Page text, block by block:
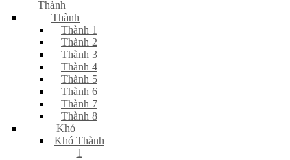
Thành
Thành
Thành 1
Thành 2
Thành 3
Thành 4
Thành 5
Thành 6
Thành 7
Thành 8
Khó
Khó Thành
1